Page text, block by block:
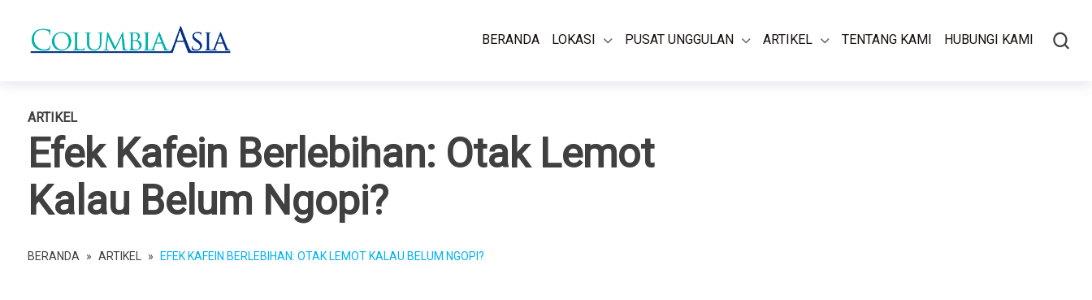
BERANDA LOKASI PUSAT UNGGULAN ARTIKEL TENTANG KAMI HUBUNGI KAMI
ARTIKEL
Efek Kafein Berlebihan: Otak Lemot
Kalau Belum Ngopi?
BERANDA » ARTIKEL » EFEK KAFEIN BERLEBIHAN: OTAK LEMOT KALAU BELUM NGOPI?